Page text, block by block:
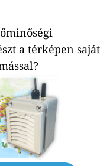
a térképen saját